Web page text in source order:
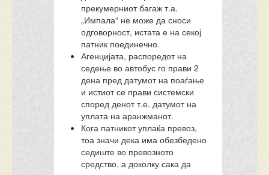
прекумерниот багаж т.а.
„Импала“ не може да сноси
одговорност, истата е на секој
патник поединечно.
Агенцијата, распоредот на
седење во автобус го прави 2
дена пред датумот на поаѓање
и истиот се прави системски
според денот т.е. датумот на
уплата на аранжманот.
Кога патникот уплаќа превоз,
тоа значи дека има обезбедено
седиште во превозното
средство, а доколку сака да